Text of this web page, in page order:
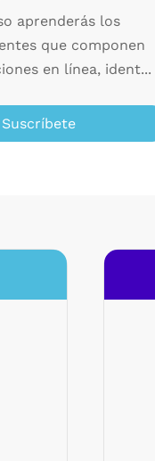
aprenderás los
que componen
en línea, ident...
Suscríbete